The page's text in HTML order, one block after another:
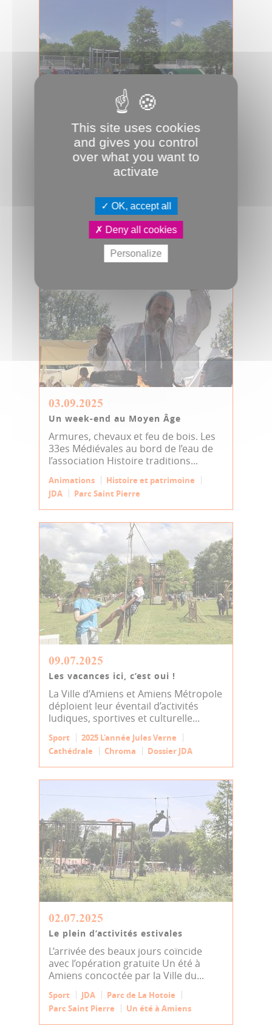
03.02.2026
Point presse réhabilitation terrains
de sport du parc Saint-Pierre
Lundi 9 février démarreront des
de sport situés en plein cœur du par...
Travaux
Communiqué
Parc Saint Pierre
03.09.2025
Un week-end au Moyen Âge
Armures, chevaux et feu de bois. Les
33es Médiévales au bord de l’eau de
l’association Histoire traditions...
Animations
Histoire et patrimoine
JDA
Parc Saint Pierre
09.07.2025
Les vacances ici, c’est oui !
La Ville d’Amiens et Amiens Métropole
déploient leur éventail d’activités
ludiques, sportives et culturelle...
Sport
2025 L'année Jules Verne
Cathédrale
Chroma Dossier JDA
02.07.2025
Le plein d’activités estivales
L’arrivée des beaux jours coïncide
avec l’opération gratuite Un été à
Amiens concoctée par la Ville du...
Sport JDA
Parc de La Hotoie
Parc Saint Pierre
Un été à Amiens
This site uses cookies
and gives you control
over what you want to
activate
OK, accept all
Deny all cookies
Personalize